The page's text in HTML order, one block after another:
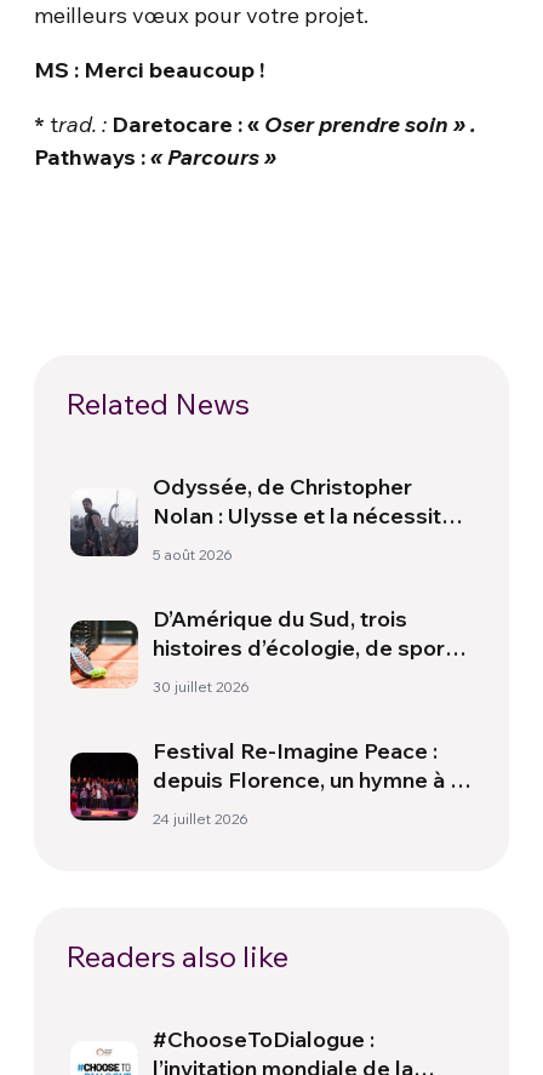
meilleurs vœux pour votre projet.
MS : Merci beaucoup !
* trad. : Daretocare : « Oser prendre soin » .
Pathways :« Parcours »
Related News
Odyssée, de Christopher
Nolan : Ulysse et la nécessité
d’une nouvelle aube
5 août 2026
D’Amérique du Sud, trois
histoires d’écologie, de sport
et de santé
30 juillet 2026
Festival Re-Imagine Peace :
depuis Florence, un hymne à la
paix
24 juillet 2026
Readers also like
#ChooseToDialogue :
l’invitation mondiale de la